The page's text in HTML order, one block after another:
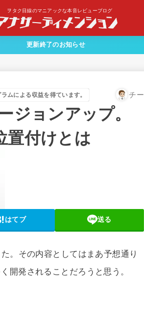
ヲタク目線のマニアックな本音レビューブログ
更新終了のお知らせ
ムによる収益を得ています。 チー
ジョンアップ。
置付けとは
はてブ 送る
。その内容としてはまあ予想通り
開発されることだろうと思う。